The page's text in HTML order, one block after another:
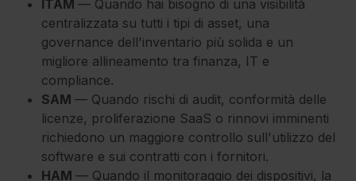
ITAM — Quando hai bisogno di una visibilità
centralizzata su tutti i tipi di asset, una
governance dell'inventario più solida e un
migliore allineamento tra finanza, IT e
compliance.
SAM — Quando rischi di audit, conformità delle
licenze, proliferazione SaaS o rinnovi imminenti
richiedono un maggiore controllo sull'utilizzo del
software e sui contratti con i fornitori.
HAM — Quando il monitoraggio dei dispositivi, la